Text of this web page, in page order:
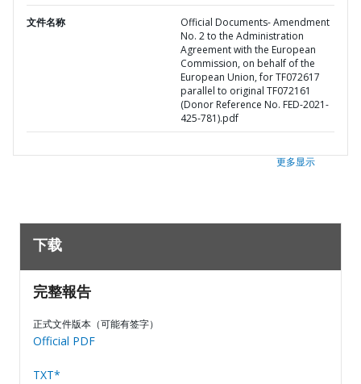
文件名称
Official Documents- Amendment
No. 2 to the Administration
Agreement with the European
Commission, on behalf of the
European Union, for TF072617
parallel to original TF072161
(Donor Reference No. FED-2021-
425-781).pdf
更多显示
下载
完整報告
正式文件版本（可能有签字）
Official PDF
TXT*